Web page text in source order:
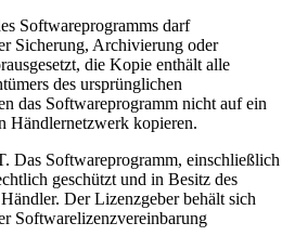
Softwareprogramms darf
Sicherung, Archivierung oder
die Kopie enthält alle
des ursprünglichen
das Softwareprogramm nicht auf ein
Händlernetzwerk kopieren.
Softwareprogramm, einschließlich
geschützt und in Besitz des
Der Lizenzgeber behält sich
Softwarelizenzvereinbarung